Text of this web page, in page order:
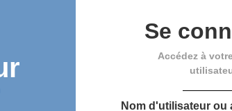
Se
Accédez à
Nom d'utilisateur ou